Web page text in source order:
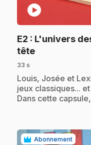
play_circle
E2 : L'univers
tête.
33 s
.Louis, Josée et
jeux classiques...
Dans cette
Abonnement